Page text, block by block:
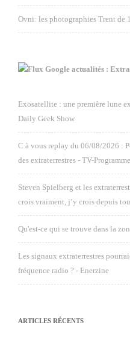
Ovni: les photographies Trent de
Google actualités :
Exosatellite : une première lune
Daily Geek Show
C à vous replay du 06/08/2026 :
des extraterrestres - TV-
Steven Spielberg et les
crois vraiment, j’y crois depuis
Qu'est-ce qui se trouve dans la
Les signaux extraterrestres
fréquence radio ? - Enerzine
ARTICLES RÉCENTS